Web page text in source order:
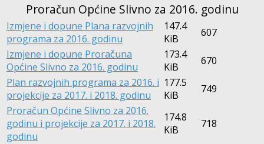
Proračun Općine Slivno za 2016. godinu
Izmjene i dopune Plana razvojnih
programa za 2016. godinu
147.4
KiB
607
Izmjene i dopune Proračuna
Općine Slivno za 2016. godinu
173.4
KiB
670
Plan razvojnih programa za 2016. i
projekcije za 2017. i 2018. godinu
177.5
KiB
749
Proračun Općine Slivno za 2016.
godinu i projekcije za 2017. i 2018.
godinu
174.8
KiB
718